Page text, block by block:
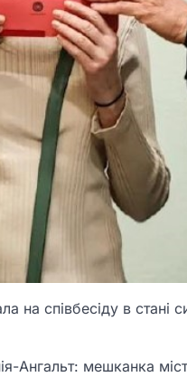
на співбесіду в стані
Ангальт: мешканка